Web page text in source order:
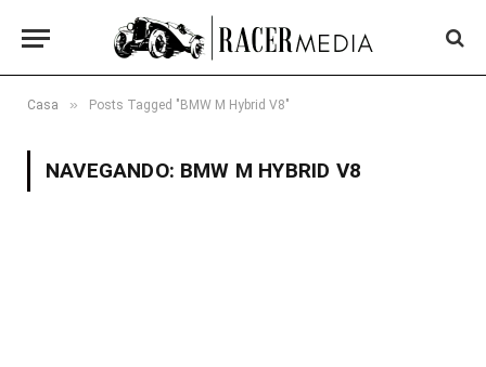
Casa » Posts Tagged "BMW M Hybrid V8"
NAVEGANDO: BMW M HYBRID V8